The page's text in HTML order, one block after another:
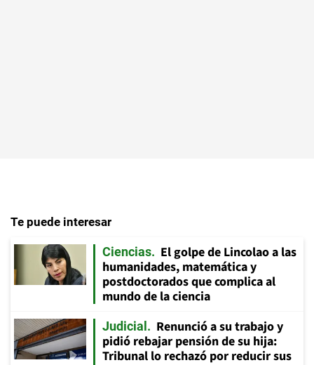
Te puede interesar
Ciencias
El golpe de Lincolao a las
humanidades, matemática y
postdoctorados que complica al
mundo de la ciencia
Judicial
Renunció a su trabajo y
pidió rebajar pensión de su hija:
Tribunal lo rechazó por reducir sus